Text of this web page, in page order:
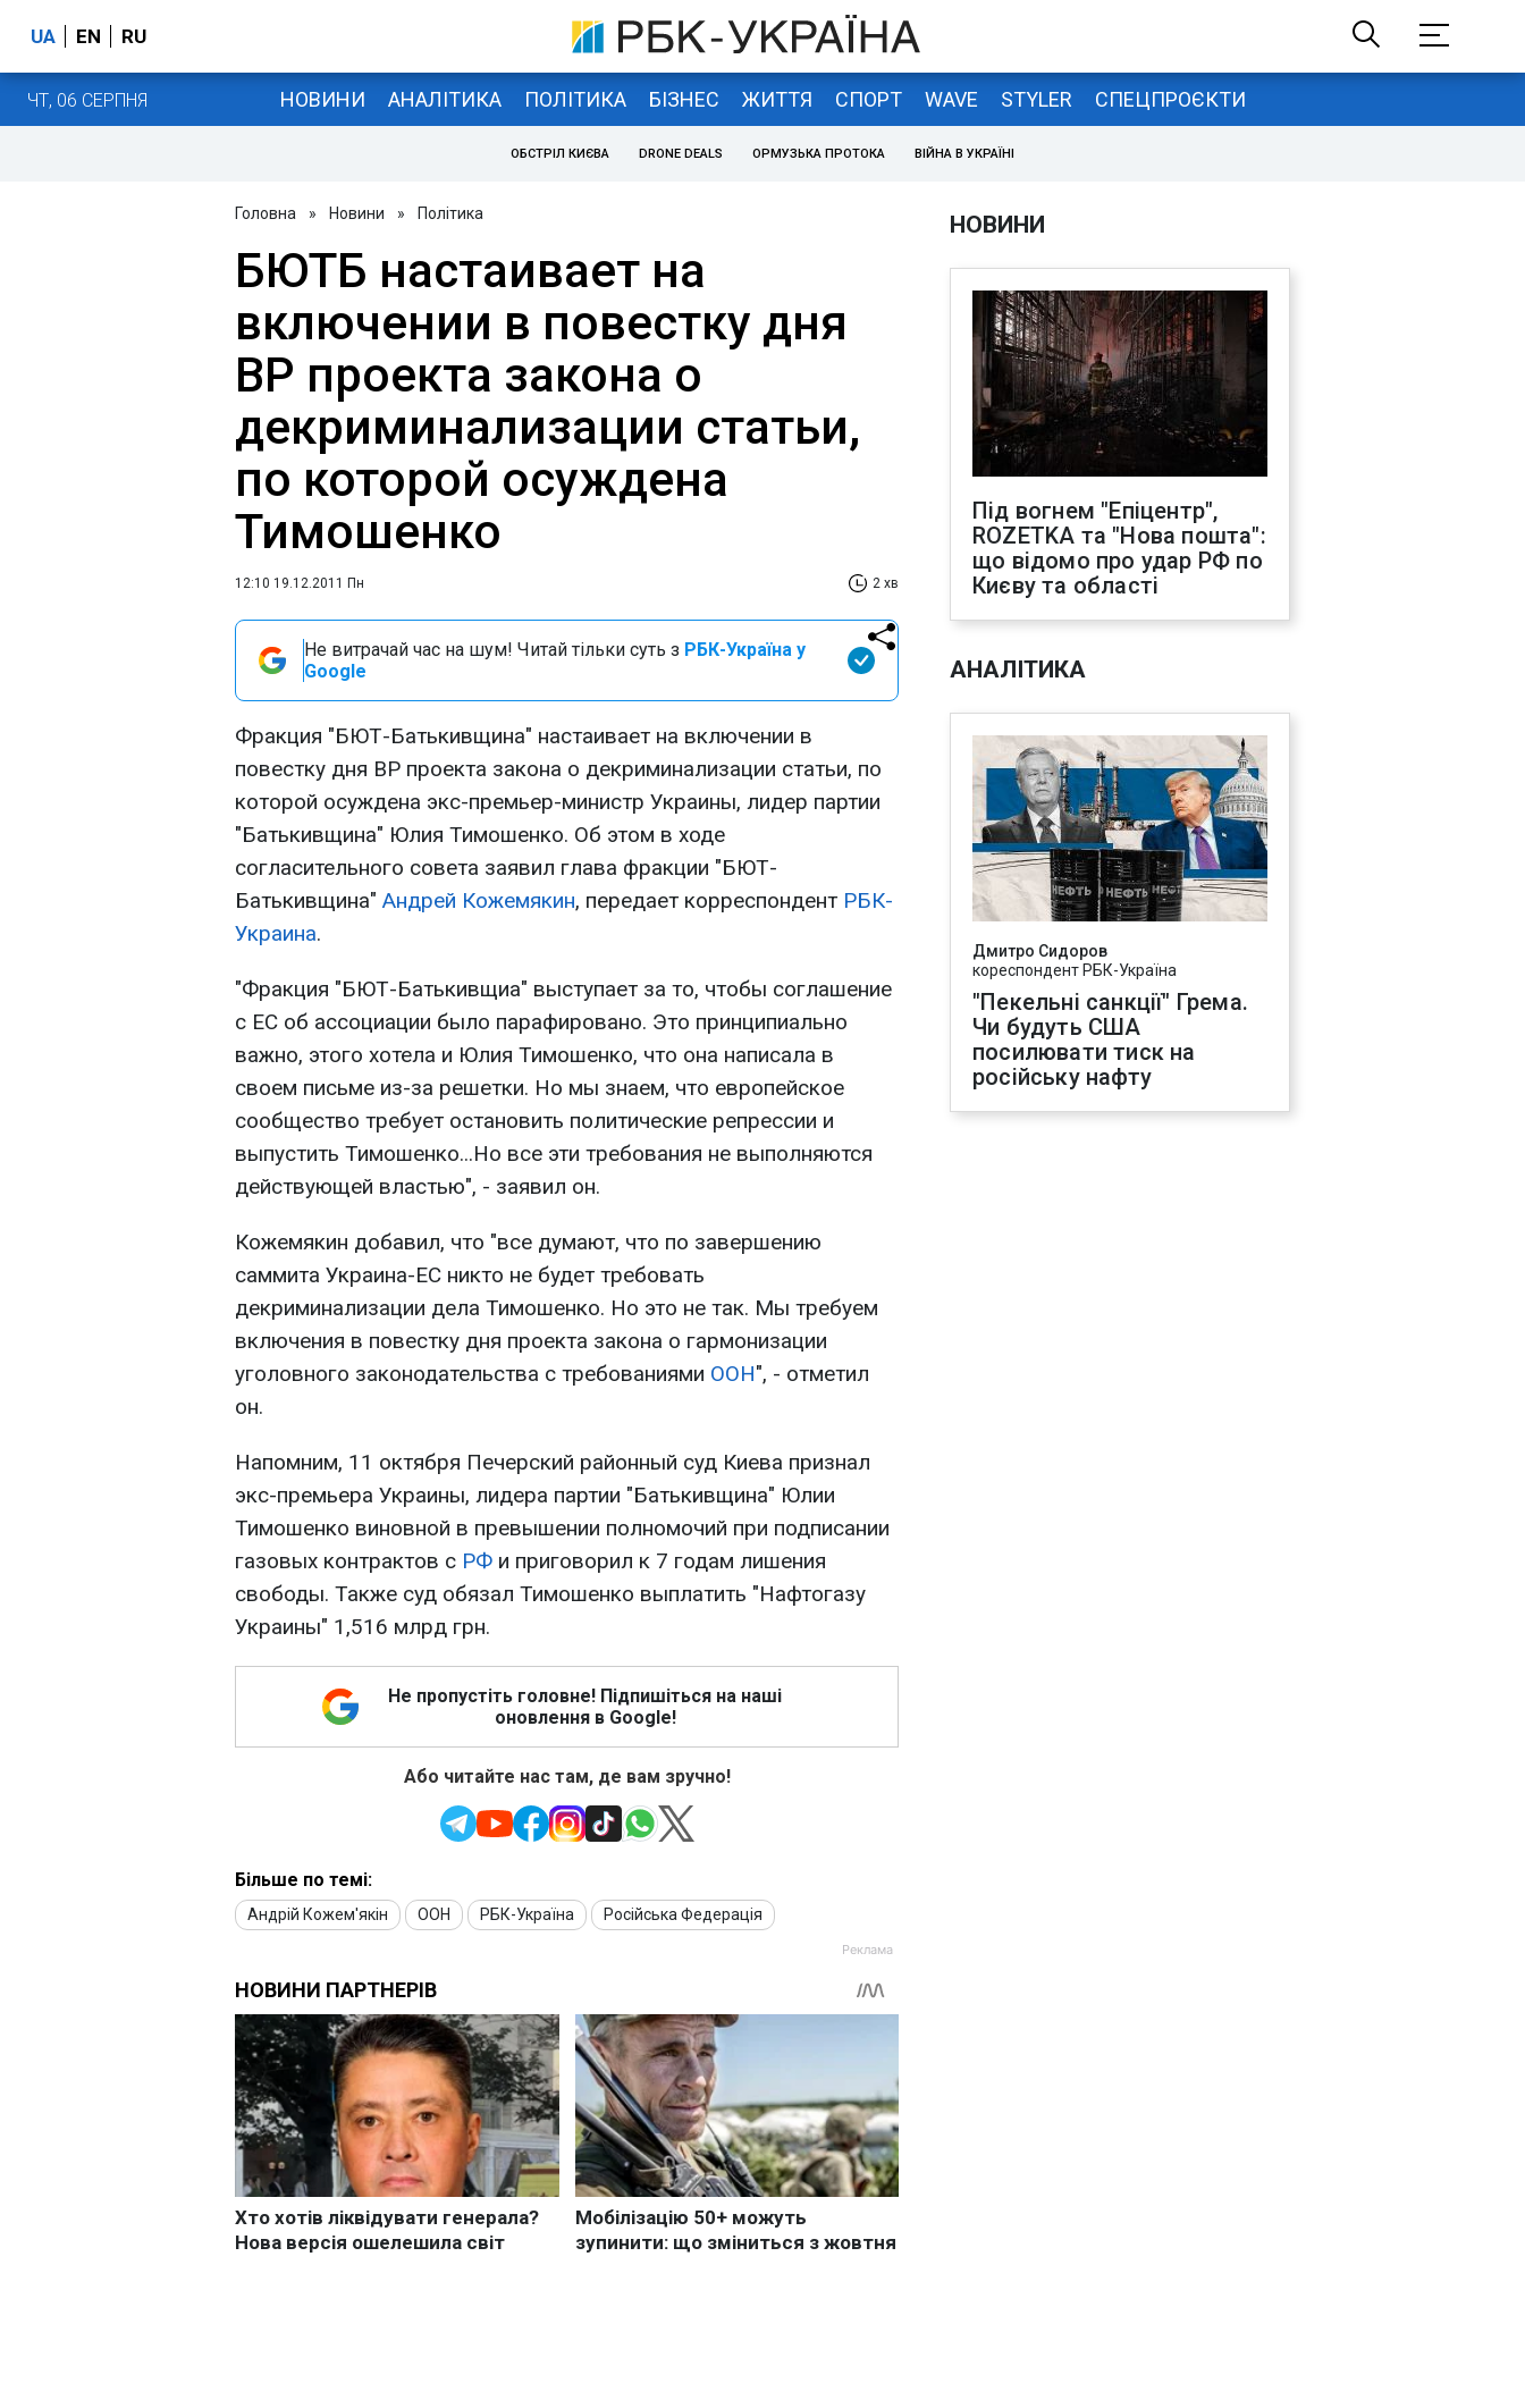
UA EN RU
ЧТ, 06 СЕРПНЯ НОВИНИ АНАЛІТИКА ПОЛІТИКА БІЗНЕС ЖИТТЯ СПОРТ WAVE STYLER СПЕЦПРОЄКТИ
ОБСТРІЛ КИЄВА DRONE DEALS ОРМУЗЬКА ПРОТОКА ВІЙНА В УКРАЇНІ
Головна » Новини » Політика
БЮТБ настаивает на
включении в повестку дня
ВР проекта закона о
декриминализации статьи,
по которой осуждена
Тимошенко
12:10 19.12.2011 Пн 2 хв
Не витрачай час на шум! Читай тільки суть з РБК-Україна у
Google
Фракция "БЮТ-Батькивщина" настаивает на включении в
повестку дня ВР проекта закона о декриминализации статьи, по
которой осуждена экс-премьер-министр Украины, лидер партии
"Батькивщина" Юлия Тимошенко. Об этом в ходе
согласительного совета заявил глава фракции "БЮТ-
Батькивщина" Андрей Кожемякин, передает корреспондент РБК-
Украина.
"Фракция "БЮТ-Батькивщиа" выступает за то, чтобы соглашение
с ЕС об ассоциации было парафировано. Это принципиально
важно, этого хотела и Юлия Тимошенко, что она написала в
своем письме из-за решетки. Но мы знаем, что европейское
сообщество требует остановить политические репрессии и
выпустить Тимошенко...Но все эти требования не выполняются
действующей властью", - заявил он.
Кожемякин добавил, что "все думают, что по завершению
саммита Украина-ЕС никто не будет требовать
декриминализации дела Тимошенко. Но это не так. Мы требуем
включения в повестку дня проекта закона о гармонизации
уголовного законодательства с требованиями ООН", - отметил
он.
Напомним, 11 октября Печерский районный суд Киева признал
экс-премьера Украины, лидера партии "Батькивщина" Юлии
Тимошенко виновной в превышении полномочий при подписании
газовых контрактов с РФ и приговорил к 7 годам лишения
свободы. Также суд обязал Тимошенко выплатить "Нафтогазу
Украины" 1,516 млрд грн.
Не пропустіть головне! Підпишіться на наші
оновлення в Google!
Або читайте нас там, де вам зручно!
Більше по темі:
Андрій Кожем'якін ООН РБК-Україна Російська Федерація
НОВИНИ
Під вогнем "Епіцентр",
ROZETKA та "Нова пошта":
що відомо про удар РФ по
Києву та області
АНАЛІТИКА
Дмитро Сидоров
кореспондент РБК-Україна
"Пекельні санкції" Грема.
Чи будуть США
посилювати тиск на
російську нафту